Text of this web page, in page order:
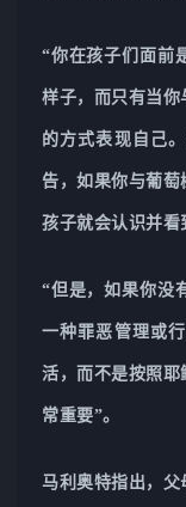
“你在孩子们面前
样子，而只有当
的方式表现自己
告，如果你与葡
孩子就会认识并看
“但是，如果你没
一种罪恶管理或
活，而不是按照
常重要”。
马利奥特指出，父